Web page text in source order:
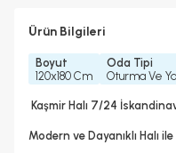
Ürün Bilgileri
Boyut
120x180 Cm
Oda Tipi
Oturma Ve
Kaşmir Halı 7/24
Modern ve Dayanıklı Halı ile